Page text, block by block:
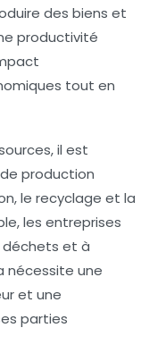
des biens et
productivité
tout en
il est
production
le recyclage et la
les entreprises
déchets et à
nécessite une
et une
parties